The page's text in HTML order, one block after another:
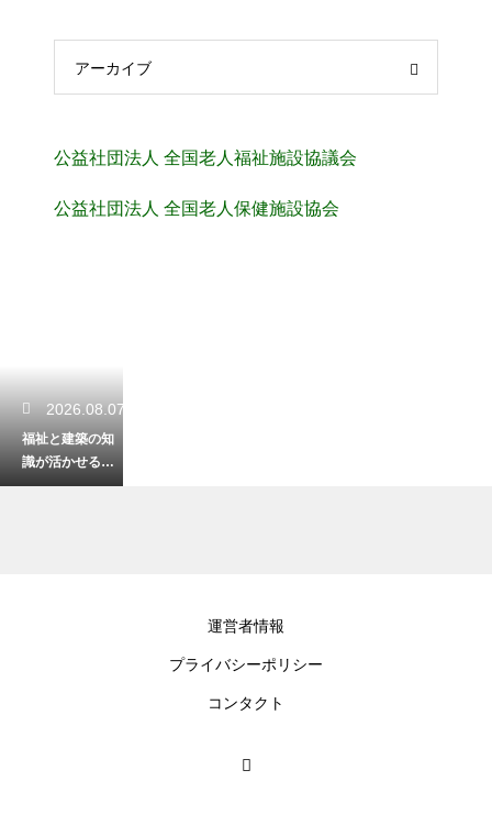
アーカイブ
公益社団法人 全国老人福祉施設協議会
公益社団法人 全国老人保健施設協会
2026.08.07
福祉と建築の知
識が活かせる資
格！バリアフリ
運営者情報
プライバシーポリシー
コンタクト